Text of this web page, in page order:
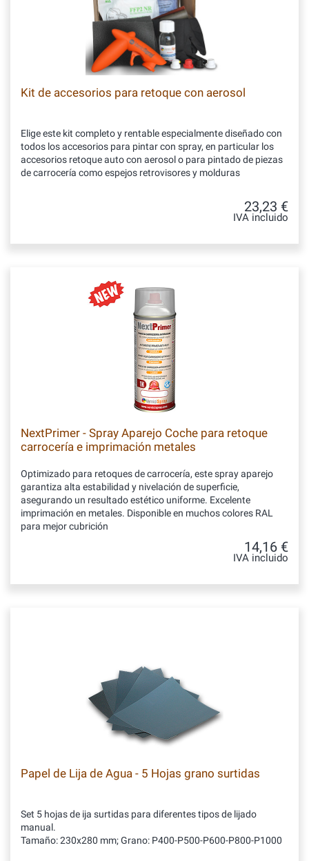
Kit de accesorios para retoque con aerosol
Elige este kit completo y rentable especialmente diseñado con
todos los accesorios para pintar con spray, en particular los
accesorios retoque auto con aerosol o para pintado de piezas
de carrocería como espejos retrovisores y molduras
23,23 €
IVA incluido
NextPrimer - Spray Aparejo Coche para retoque
carrocería e imprimación metales
Optimizado para retoques de carrocería, este spray aparejo
garantiza alta estabilidad y nivelación de superficie,
asegurando un resultado estético uniforme. Excelente
imprimación en metales. Disponible en muchos colores RAL
para mejor cubrición
14,16 €
IVA incluido
Papel de Lija de Agua - 5 Hojas grano surtidas
Set 5 hojas de ija surtidas para diferentes tipos de lijado
manual.
Tamaño: 230x280 mm; Grano: P400-P500-P600-P800-P1000